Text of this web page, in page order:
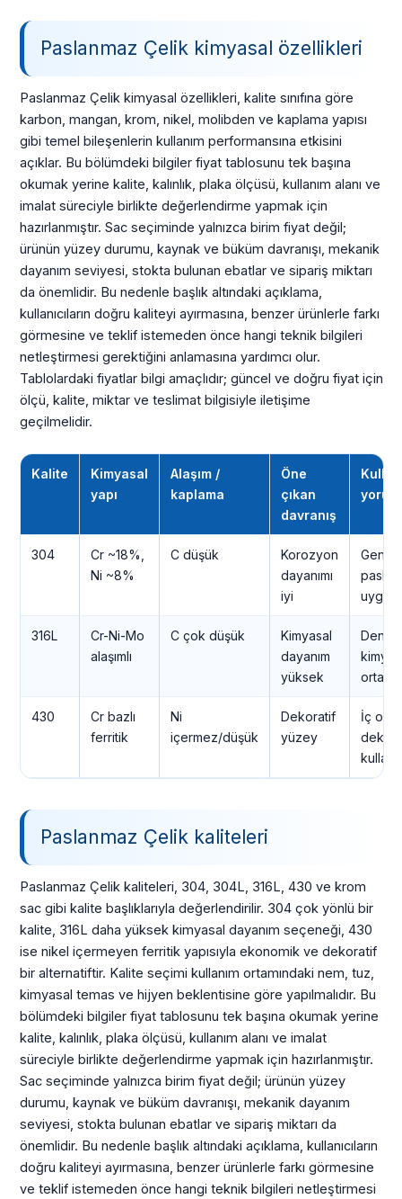
Paslanmaz Çelik kimyasal özellikleri
Paslanmaz Çelik kimyasal özellikleri, kalite sınıfına göre
karbon, mangan, krom, nikel, molibden ve kaplama yapısı
gibi temel bileşenlerin kullanım performansına etkisini
açıklar. Bu bölümdeki bilgiler fiyat tablosunu tek başına
okumak yerine kalite, kalınlık, plaka ölçüsü, kullanım alanı ve
imalat süreciyle birlikte değerlendirme yapmak için
hazırlanmıştır. Sac seçiminde yalnızca birim fiyat değil;
ürünün yüzey durumu, kaynak ve büküm davranışı, mekanik
dayanım seviyesi, stokta bulunan ebatlar ve sipariş miktarı
da önemlidir. Bu nedenle başlık altındaki açıklama,
kullanıcıların doğru kaliteyi ayırmasına, benzer ürünlerle farkı
görmesine ve teklif istemeden önce hangi teknik bilgileri
netleştirmesi gerektiğini anlamasına yardımcı olur.
Tablolardaki fiyatlar bilgi amaçlıdır; güncel ve doğru fiyat için
ölçü, kalite, miktar ve teslimat bilgisiyle iletişime
geçilmelidir.
Kalite
Kimyasal
yapı
Alaşım /
kaplama
Öne
çıkan
davranış
304
Cr ~18%,
Ni ~8%
C düşük
Korozyon
dayanımı
iyi
Genel
316L
Cr-Ni-Mo
alaşımlı
C çok düşük
Kimyasal
dayanım
yüksek
Deniz
ortam
430
Cr bazlı
ferritik
Ni
içermez/düşük
Dekoratif
yüzey
İç
Paslanmaz Çelik kaliteleri
Paslanmaz Çelik kaliteleri, 304, 304L, 316L, 430 ve krom
sac gibi kalite başlıklarıyla değerlendirilir. 304 çok yönlü bir
kalite, 316L daha yüksek kimyasal dayanım seçeneği, 430
ise nikel içermeyen ferritik yapısıyla ekonomik ve dekoratif
bir alternatiftir. Kalite seçimi kullanım ortamındaki nem, tuz,
kimyasal temas ve hijyen beklentisine göre yapılmalıdır. Bu
bölümdeki bilgiler fiyat tablosunu tek başına okumak yerine
kalite, kalınlık, plaka ölçüsü, kullanım alanı ve imalat
süreciyle birlikte değerlendirme yapmak için hazırlanmıştır.
Sac seçiminde yalnızca birim fiyat değil; ürünün yüzey
durumu, kaynak ve büküm davranışı, mekanik dayanım
seviyesi, stokta bulunan ebatlar ve sipariş miktarı da
önemlidir. Bu nedenle başlık altındaki açıklama, kullanıcıların
doğru kaliteyi ayırmasına, benzer ürünlerle farkı görmesine
ve teklif istemeden önce hangi teknik bilgileri netleştirmesi